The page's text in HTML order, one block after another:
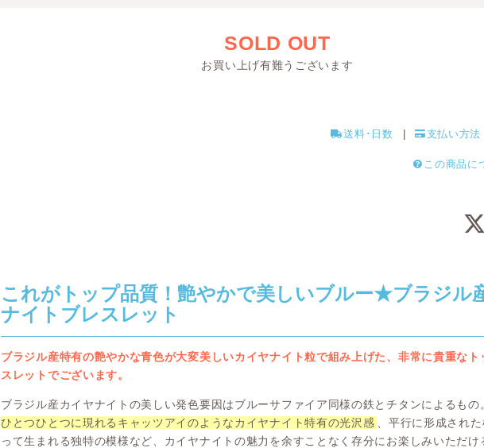
SOLD OUT
お買い上げ有難うございます
送料･日数 支払い方法
この商品に
これがトップ品質！艶やかで美しいブルー★ブラジル
ナイトブレスレット
ブラジル産特有の艶やかな青色が大変美しいカイヤナイト粒で組み上げた、非常に貴重なト
スレットでございます。
ブラジル産カイヤナイトの美しい発色要因はブルーサファイア同様の鉄とチタンによるもの
ひとつひとつに現れるキャッツアイのようなカイヤナイト特有の光沢感
、平行に形成され
って生まれる独特の模様など、カイヤナイトの魅力を余すことなく存分にお楽しみいただけ